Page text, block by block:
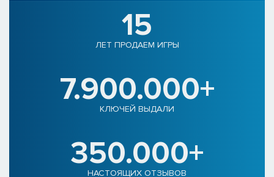
15
ЛЕТ ПРОДАЕМ ИГРЫ
7.900.000+
КЛЮЧЕЙ ВЫДАЛИ
350.000+
НАСТОЯЩИХ ОТЗЫВОВ